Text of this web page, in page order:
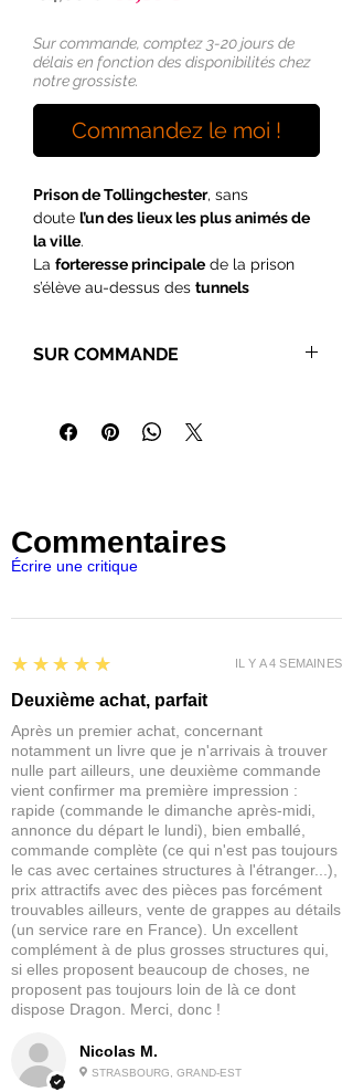
Sur commande, comptez 3-20 jours de
délais en fonction des disponibilités chez
notre grossiste.
Commandez le moi !
Prison de Tollingchester, sans
doute l’un des lieux les plus animés de
la ville.
La forteresse principale de la prison
s’élève au-dessus des tunnels
Accessoires du donjon
À construire et à jouer, sans peinture
nécessaire !
résistantes.
desinstructions complètes
Aucune peinture requise ! Il suffit
dedétacher les pièces et deles coller.
Les modèles ou accessoires visibles
sur les photos sont uniquement à des
fins d’échelle etne sont pas inclus
Dimensions :
Conçu pour les jeux à l’échelle25–
32 mm
Empreinte au sol :170 mm x 140
mm (environ)
Hauteur du bâtiment :220 mm
Matériau :MDF
1 bâtiment imprimé
1 accessoire/extension
SUR COMMANDE
pas d’inquiétude !
Nous travaillons avec des partenaires
Dès votre commande, nous lançons
immédiatement l’approvisionnement
auprès de l’un d’eux.
Commentaires
Écrire une critique
Nicolas M.
STRASBOURG, GRAND-EST
5
★★★★★
Deuxième achat, parfait
Après un premier achat, concernant
notamment un livre que je n'arrivais à trouver
nulle part ailleurs, une deuxième commande
vient confirmer ma première impression :
rapide (commande le dimanche après-midi,
annonce du départ le lundi), bien emballé,
commande complète (ce qui n'est pas toujours
le cas avec certaines structures à l'étranger...),
prix attractifs avec des pièces pas forcément
trouvables ailleurs, vente de grappes au détails
(un service rare en France). Un excellent
complément à de plus grosses structures qui,
si elles proposent beaucoup de choses, ne
proposent pas toujours loin de là ce dont
dispose Dragon. Merci, donc !
IL Y A 4 SEMAINES